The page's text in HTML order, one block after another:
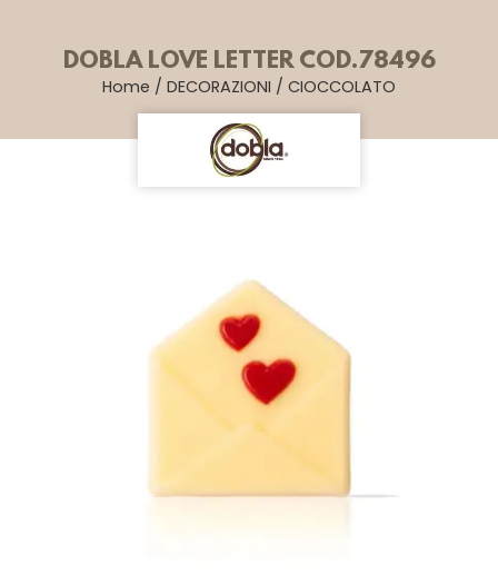
DOBLA LOVE LETTER COD.78496
Home / DECORAZIONI / CIOCCOLATO